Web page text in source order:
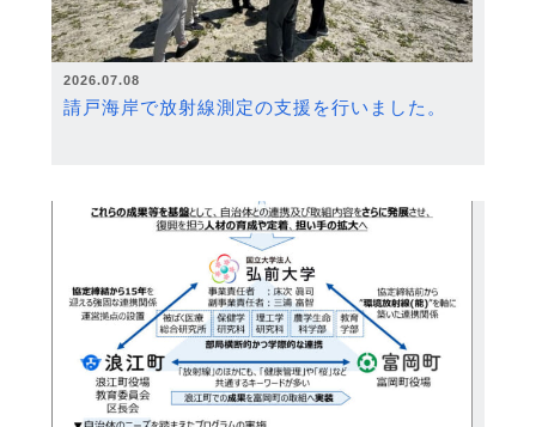
2026.07.08
請戸海岸で放射線測定の支援を行いました。